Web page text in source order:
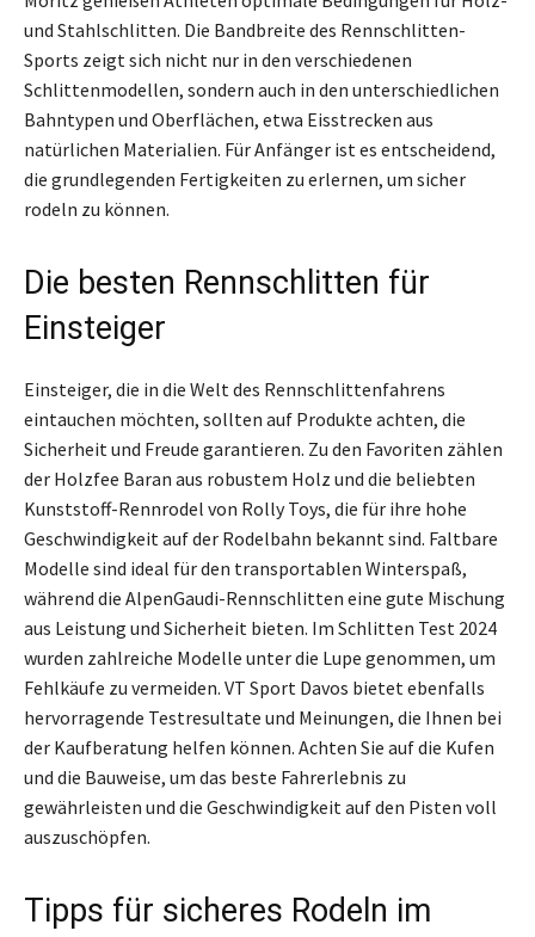
und Stahlschlitten. Die Bandbreite des Rennschlitten-
Sports zeigt sich nicht nur in den verschiedenen
Schlittenmodellen, sondern auch in den unterschiedlichen
Bahntypen und Oberflächen, etwa Eisstrecken aus
natürlichen Materialien. Für Anfänger ist es entscheidend,
die grundlegenden Fertigkeiten zu erlernen, um sicher
rodeln zu können.
Die besten Rennschlitten für
Einsteiger
Einsteiger, die in die Welt des Rennschlittenfahrens
eintauchen möchten, sollten auf Produkte achten, die
Sicherheit und Freude garantieren. Zu den Favoriten zählen
der Holzfee Baran aus robustem Holz und die beliebten
Kunststoff-Rennrodel von Rolly Toys, die für ihre hohe
Geschwindigkeit auf der Rodelbahn bekannt sind. Faltbare
Modelle sind ideal für den transportablen Winterspaß,
während die AlpenGaudi-Rennschlitten eine gute Mischung
aus Leistung und Sicherheit bieten. Im Schlitten Test 2024
wurden zahlreiche Modelle unter die Lupe genommen, um
Fehlkäufe zu vermeiden. VT Sport Davos bietet ebenfalls
hervorragende Testresultate und Meinungen, die Ihnen bei
der Kaufberatung helfen können. Achten Sie auf die Kufen
und die Bauweise, um das beste Fahrerlebnis zu
gewährleisten und die Geschwindigkeit auf den Pisten voll
auszuschöpfen.
Tipps für sicheres Rodeln im